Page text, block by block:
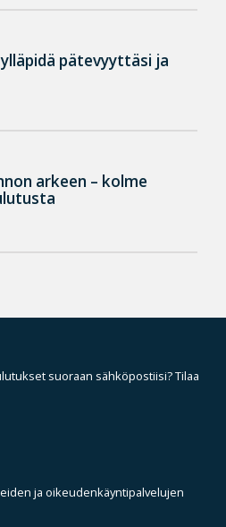
pätevyyttäsi ja
arkeen – kolme
suoraan sähköpostiisi? Tilaa
ja oikeudenkäyntipalvelujen